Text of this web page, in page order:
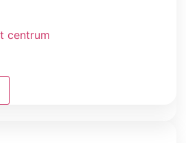
centrum